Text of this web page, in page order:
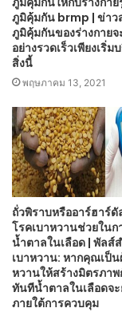
ภูมิคุ้มกัน brmp | ข่าว
ภูมิคุ้มกันของร่างกาย
อย่างรวดเร็วเพียงเริ่ม
สิ่งนี้
พฤษภาคม 13, 2021
ถั่วพิราบหรืออาร์ฮาร์
โรคเบาหวานช่วยใน
น้ำตาลในเลือด | พัลส์
เบาหวาน: หากคุณเป็น
หวานให้สร้างมิตรภา
ทันทีน้ำตาลในเลือดจะ
ภายใต้การควบคุม